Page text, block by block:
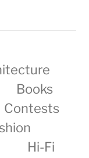
Books
Contests
Hi-Fi